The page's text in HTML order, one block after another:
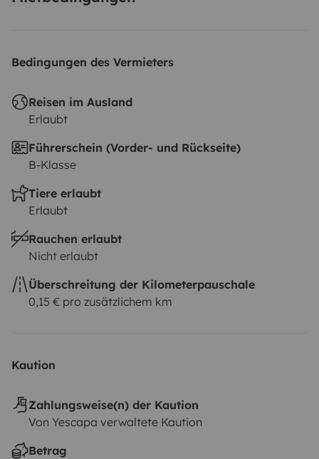
Bedingungen des Vermieters
Reisen im Ausland
Erlaubt
Führerschein (Vorder- und Rückseite)
B-Klasse
Tiere erlaubt
Erlaubt
Rauchen erlaubt
Nicht erlaubt
Überschreitung der Kilometerpauschale
0,15 € pro zusätzlichem km
Kaution
Zahlungsweise(n) der Kaution
Von Yescapa verwaltete Kaution
Betrag